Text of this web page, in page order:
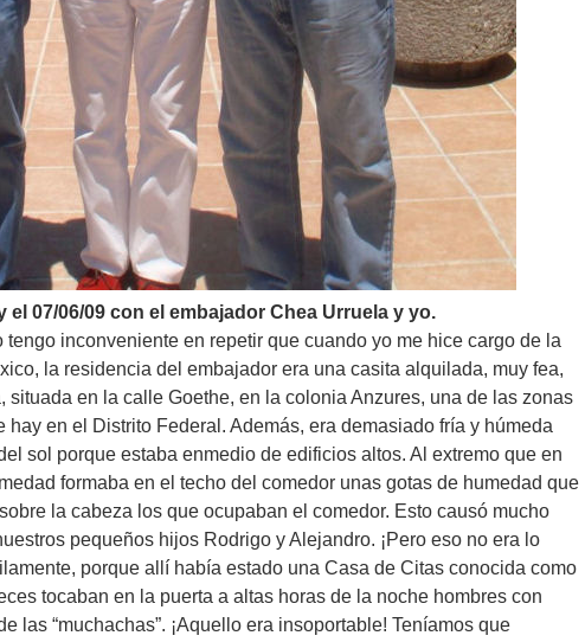
el 07/06/09 con el embajador Chea Urruela y yo.
inconveniente en repetir que cuando yo me hice cargo de la
la residencia del embajador era una casita alquilada, muy fea,
situada en la calle Goethe, en la colonia Anzures, una de las zonas
hay en el Distrito Federal. Además, era demasiado fría y húmeda
sol porque estaba enmedio de edificios altos. Al extremo que en
formaba en el techo del comedor unas gotas de humedad que
la cabeza los que ocupaban el comedor. Esto causó mucho
pequeños hijos Rodrigo y Alejandro. ¡Pero eso no era lo
porque allí había estado una Casa de Citas conocida como
tocaban en la puerta a altas horas de la noche hombres con
las “muchachas”. ¡Aquello era insoportable! Teníamos que